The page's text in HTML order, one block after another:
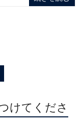
けてくださ